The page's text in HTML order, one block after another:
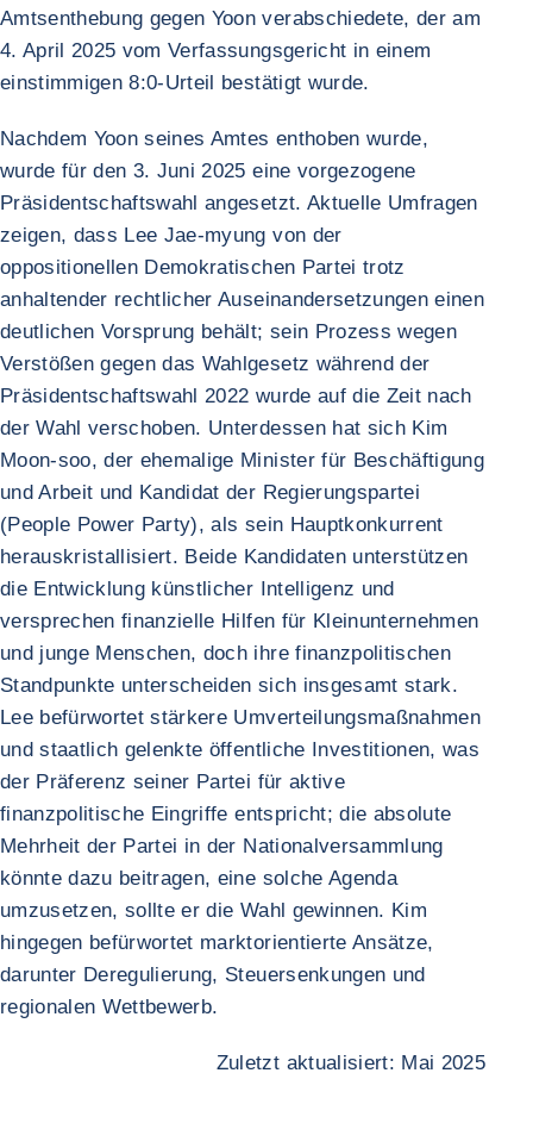
Amtsenthebung gegen Yoon verabschiedete, der am
4. April 2025 vom Verfassungsgericht in einem
einstimmigen 8:0-Urteil bestätigt wurde.
Nachdem Yoon seines Amtes enthoben wurde,
wurde für den 3. Juni 2025 eine vorgezogene
Präsidentschaftswahl angesetzt. Aktuelle Umfragen
zeigen, dass Lee Jae-myung von der
oppositionellen Demokratischen Partei trotz
anhaltender rechtlicher Auseinandersetzungen einen
deutlichen Vorsprung behält; sein Prozess wegen
Verstößen gegen das Wahlgesetz während der
Präsidentschaftswahl 2022 wurde auf die Zeit nach
der Wahl verschoben. Unterdessen hat sich Kim
Moon-soo, der ehemalige Minister für Beschäftigung
und Arbeit und Kandidat der Regierungspartei
(People Power Party), als sein Hauptkonkurrent
herauskristallisiert. Beide Kandidaten unterstützen
die Entwicklung künstlicher Intelligenz und
versprechen finanzielle Hilfen für Kleinunternehmen
und junge Menschen, doch ihre finanzpolitischen
Standpunkte unterscheiden sich insgesamt stark.
Lee befürwortet stärkere Umverteilungsmaßnahmen
und staatlich gelenkte öffentliche Investitionen, was
der Präferenz seiner Partei für aktive
finanzpolitische Eingriffe entspricht; die absolute
Mehrheit der Partei in der Nationalversammlung
könnte dazu beitragen, eine solche Agenda
umzusetzen, sollte er die Wahl gewinnen. Kim
hingegen befürwortet marktorientierte Ansätze,
darunter Deregulierung, Steuersenkungen und
regionalen Wettbewerb.
Zuletzt aktualisiert: Mai 2025